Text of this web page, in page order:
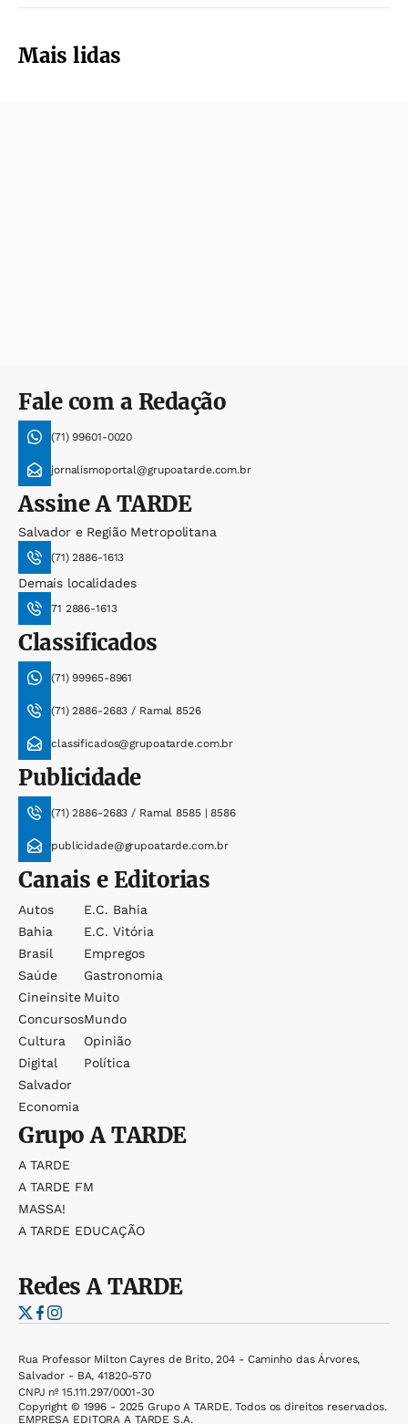
Mais lidas
Fale com a Redação
(71) 99601-0020
jornalismoportal@grupoatarde.com.br
AssineA TARDE
Salvador e Região Metropolitana
(71) 2886-1613
Demais localidades
71 2886-1613
Classificados
(71) 99965-8961
(71) 2886-2683 / Ramal 8526
classificados@grupoatarde.com.br
Publicidade
(71) 2886-2683 / Ramal 8585 | 8586
publicidade@grupoatarde.com.br
Canais e Editorias
Autos
Bahia
Brasil
Saúde
Cineinsite
Concursos
Cultura
Digital
Salvador
Economia
E.c. Bahia
E.c. Vitória
Empregos
Gastronomia
Muito
Mundo
Opinião
Política
GrupoA TARDE
A TARDE
A TARDE FM
MASSA!
A TARDE EDUCAÇÃO
RedesA TARDE
Rua Professor Milton Cayres de Brito, 204 - Caminho das Árvores,
Salvador - BA, 41820-570
CNPJ nº 15.111.297/0001-30
Copyright © 1996 - 2025 Grupo A TARDE. Todos os direitos reservados.
EMPRESA EDITORA A TARDE S.A.